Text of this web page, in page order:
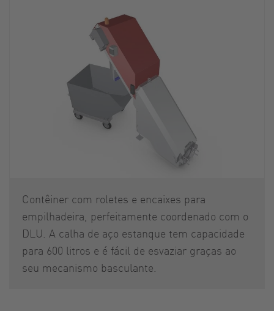
Contêiner com roletes e encaixes para
empilhadeira, perfeitamente coordenado com o
DLU. A calha de aço estanque tem capacidade
para 600 litros e é fácil de esvaziar graças ao
seu mecanismo basculante.